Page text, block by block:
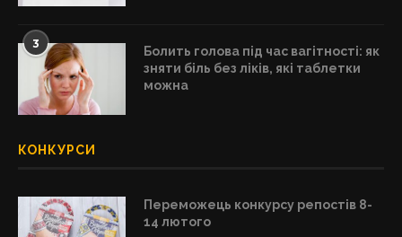
3
Болить голова під час вагітності: як
зняти біль без ліків, які таблетки
можна
КОНКУРСИ
Переможець конкурсу репостів 8-
14 лютого